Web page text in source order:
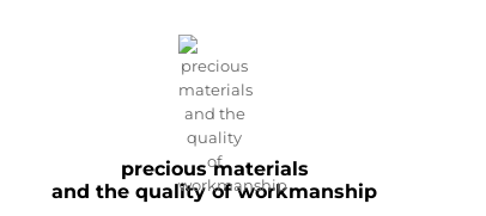
precious materials
and the quality of workmanship